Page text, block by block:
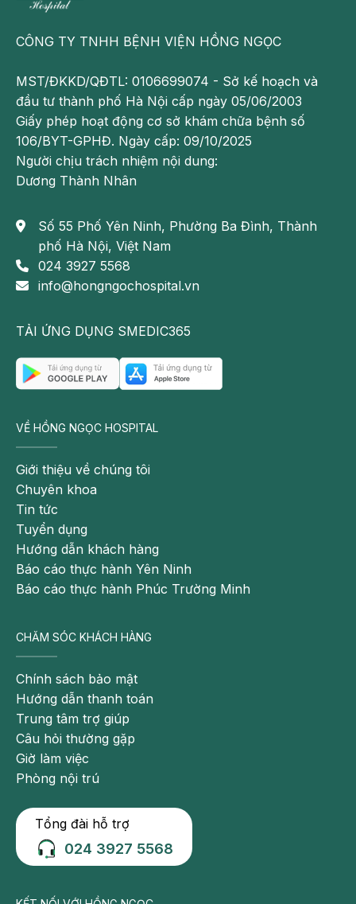
CÔNG TY TNHH BỆNH VIỆN HỒNG NGỌC
MST/ĐKKD/QĐTL: 0106699074 - Sở kế hoạch và
đầu tư thành phố Hà Nội cấp ngày 05/06/2003
Giấy phép hoạt động cơ sở khám chữa bệnh số
106/BYT-GPHĐ. Ngày cấp: 09/10/2025
Người chịu trách nhiệm nội dung:
Dương Thành Nhân
Số 55 Phố Yên Ninh, Phường Ba Đình, Thành
phố Hà Nội, Việt Nam
024 3927 5568
info@hongngochospital.vn
TẢI ỨNG DỤNG SMEDIC365
VỀ HỒNG NGỌC HOSPITAL
Giới thiệu về chúng tôi
Chuyên khoa
Tin tức
Tuyển dụng
Hướng dẫn khách hàng
Báo cáo thực hành Yên Ninh
Báo cáo thực hành Phúc Trường Minh
CHĂM SÓC KHÁCH HÀNG
Chính sách bảo mật
Hướng dẫn thanh toán
Trung tâm trợ giúp
Câu hỏi thường gặp
Giờ làm việc
Phòng nội trú
Tổng đài hỗ trợ
024 3927 5568